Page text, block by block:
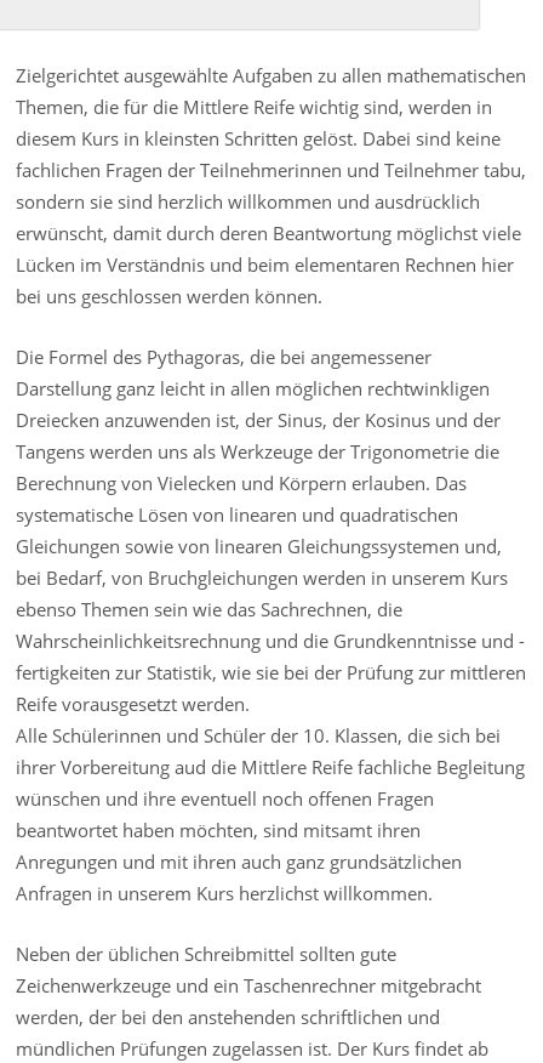
Zielgerichtet ausgewählte Aufgaben zu allen mathematischen
Themen, die für die Mittlere Reife wichtig sind, werden in
diesem Kurs in kleinsten Schritten gelöst. Dabei sind keine
fachlichen Fragen der Teilnehmerinnen und Teilnehmer tabu,
sondern sie sind herzlich willkommen und ausdrücklich
erwünscht, damit durch deren Beantwortung möglichst viele
Lücken im Verständnis und beim elementaren Rechnen hier
bei uns geschlossen werden können.
Die Formel des Pythagoras, die bei angemessener
Darstellung ganz leicht in allen möglichen rechtwinkligen
Dreiecken anzuwenden ist, der Sinus, der Kosinus und der
Tangens werden uns als Werkzeuge der Trigonometrie die
Berechnung von Vielecken und Körpern erlauben. Das
systematische Lösen von linearen und quadratischen
Gleichungen sowie von linearen Gleichungssystemen und,
bei Bedarf, von Bruchgleichungen werden in unserem Kurs
ebenso Themen sein wie das Sachrechnen, die
Wahrscheinlichkeitsrechnung und die Grundkenntnisse und -
fertigkeiten zur Statistik, wie sie bei der Prüfung zur mittleren
Reife vorausgesetzt werden.
Alle Schülerinnen und Schüler der 10. Klassen, die sich bei
ihrer Vorbereitung aud die Mittlere Reife fachliche Begleitung
wünschen und ihre eventuell noch offenen Fragen
beantwortet haben möchten, sind mitsamt ihren
Anregungen und mit ihren auch ganz grundsätzlichen
Anfragen in unserem Kurs herzlichst willkommen.
Neben der üblichen Schreibmittel sollten gute
Zeichenwerkzeuge und ein Taschenrechner mitgebracht
werden, der bei den anstehenden schriftlichen und
mündlichen Prüfungen zugelassen ist. Der Kurs findet ab